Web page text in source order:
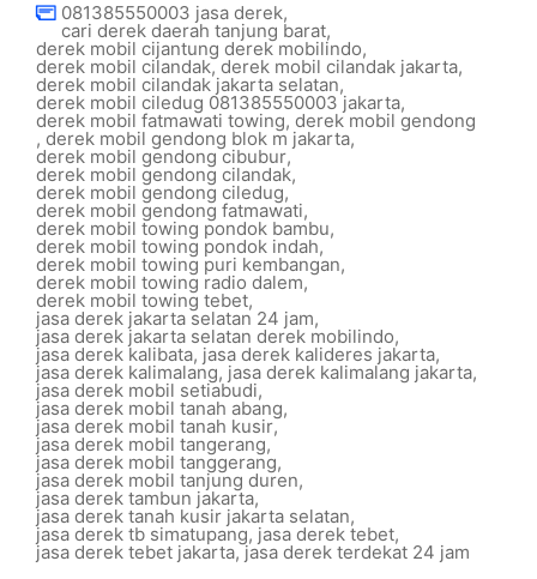
081385550003 jasa derek,
cari derek daerah tanjung barat,
derek mobil cijantung derek mobilindo,
derek mobil cilandak,derek mobil cilandak jakarta,
derek mobil cilandak jakarta selatan,
derek mobil ciledug 081385550003 jakarta,
derek mobil fatmawati towing, derek mobil gendong
, derek mobil gendong blok m jakarta,
derek mobil gendong cibubur,
derek mobil gendong cilandak,
derek mobil gendong ciledug,
derek mobil gendong fatmawati,
derek mobil towing pondok bambu,
derek mobil towing pondok indah,
derek mobil towing puri kembangan,
derek mobil towing radio dalem,
derek mobil towing tebet,
jasa derek jakarta selatan 24 jam,
jasa derek jakarta selatan derek mobilindo,
jasa derek kalibata, jasa derek kalideres jakarta,
jasa derek kalimalang, jasa derek kalimalang jakarta,
jasa derek mobil setiabudi,
jasa derek mobil tanah abang,
jasa derek mobil tanah kusir,
jasa derek mobil tangerang,
jasa derek mobil tanggerang,
jasa derek mobil tanjung duren,
jasa derek tambun jakarta,
jasa derek tanah kusir jakarta selatan,
jasa derek tb simatupang, jasa derek tebet,
jasa derek tebet jakarta,jasa derek terdekat 24 jam